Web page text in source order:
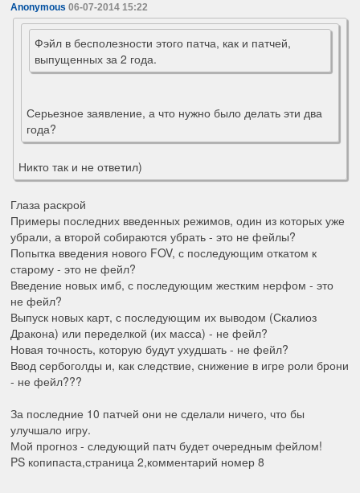
Anonymous 06-07-2014 15:22
Фэйл в бесполезности этого патча, как и патчей,
выпущенных за 2 года.
Серьезное заявление, а что нужно было делать эти два
года?
Никто так и не ответил)
Глаза раскрой
Примеры последних введенных режимов, один из которых уже
убрали, а второй собираются убрать - это не фейлы?
Попытка введения нового FOV, с последующим откатом к
старому - это не фейл?
Введение новых имб, с последующим жестким нерфом - это
не фейл?
Выпуск новых карт, с последующим их выводом (Скалиоз
Дракона) или переделкой (их масса) - не фейл?
Новая точность, которую будут ухудшать - не фейл?
Ввод сербоголды и, как следствие, снижение в игре роли брони
- не фейл???
За последние 10 патчей они не сделали ничего, что бы
улучшало игру.
Мой прогноз - следующий патч будет очередным фейлом!
PS копипаста,страница 2,комментарий номер 8